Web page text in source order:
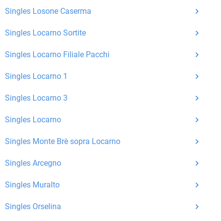
Matching-Spiel: Matchen Sie täglich bis zu 100
spielend neue Leute kennenlernen.
vielen anderen Singlebörsen bietet Bildkontakte
Große Community
Registrierungen haben Sie beste Chancen,
Einfach und intuitiv
Singles Losone Caserma
Singles Locarno Sortite
Singles Locarno Filiale Pacchi
Singles Locarno 1
Singles Locarno 3
Singles Locarno
Singles Monte Brè sopra Locarno
Singles Arcegno
Singles Muralto
Singles Orselina